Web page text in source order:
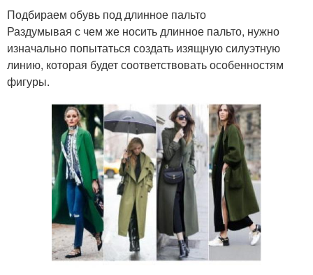
Подбираем обувь под длинное пальто
Раздумывая с чем же носить длинное пальто, нужно
изначально попытаться создать изящную силуэтную
линию, которая будет соответствовать особенностям
фигуры.